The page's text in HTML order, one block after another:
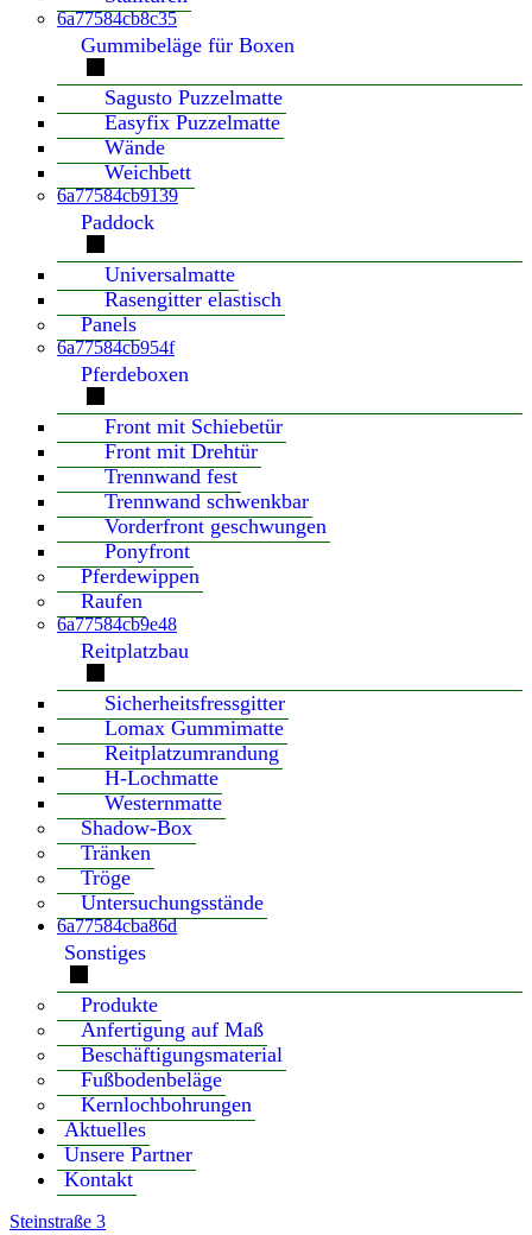
6a77584cb8c35
Gummibeläge für Boxen
Sagusto Puzzelmatte
Easyfix Puzzelmatte
Wände
Weichbett
6a77584cb9139
Paddock
Universalmatte
Rasengitter elastisch
Panels
6a77584cb954f
Pferdeboxen
Front mit Schiebetür
Front mit Drehtür
Trennwand fest
Trennwand schwenkbar
Vorderfront geschwungen
Ponyfront
Pferdewippen
Raufen
6a77584cb9e48
Reitplatzbau
Sicherheitsfressgitter
Lomax Gummimatte
Reitplatzumrandung
H-Lochmatte
Westernmatte
Shadow-Box
Tränken
Tröge
Untersuchungsstände
6a77584cba86d
Sonstiges
Produkte
Anfertigung auf Maß
Beschäftigungsmaterial
Fußbodenbeläge
Kernlochbohrungen
Aktuelles
Unsere Partner
Kontakt
Steinstraße 3